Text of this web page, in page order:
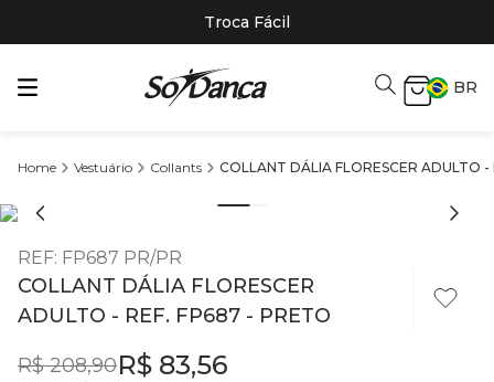
Troca Fácil
BR
Vestuário Collants COLLANT DÁLIA FLORESCER ADULTO
REF: FP687 PR/PR
COLLANT DÁLIA FLORESCER
ADULTO - REF. FP687 - PRETO
R$ 208,90R$ 83,56